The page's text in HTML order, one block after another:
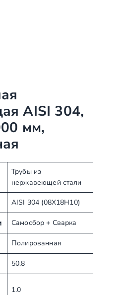
AISI 304,
мм,
Трубы из
нержавеющей стали
AISI 304 (08Х18Н10)
Самосбор + Сварка
Полированная
50.8
1.0